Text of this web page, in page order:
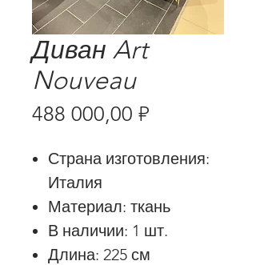
Диван Art
Nouveau
488 000,00 ₽
Страна изготовления:
Италия
Материал: ткань
В наличии: 1 шт.
Длина: 225 см